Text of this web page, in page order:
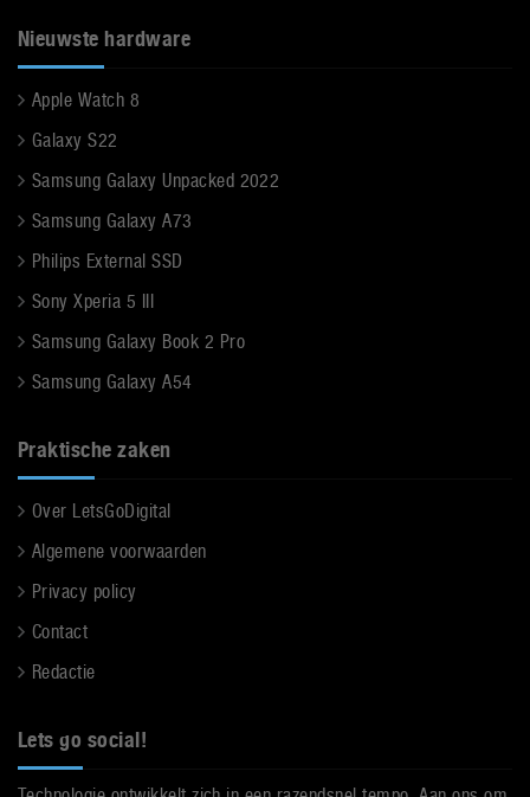
Nieuwste hardware
Apple Watch 8
Galaxy S22
Samsung Galaxy Unpacked 2022
Samsung Galaxy A73
Philips External SSD
Sony Xperia 5 III
Samsung Galaxy Book 2 Pro
Samsung Galaxy A54
Praktische zaken
Over LetsGoDigital
Algemene voorwaarden
Privacy policy
Contact
Redactie
Lets go social!